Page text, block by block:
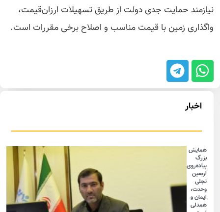
نیازمند حمایت جدی دولت از طریق تسهیلات ارزان‌قیمت،
واگذاری زمین با قیمت مناسب و اصلاح برخی مقررات است.
اخبار
همایش
بزرگ
پیاده‌روی
اربعین
تجلی
وحدت،
ایمان و
همدلی